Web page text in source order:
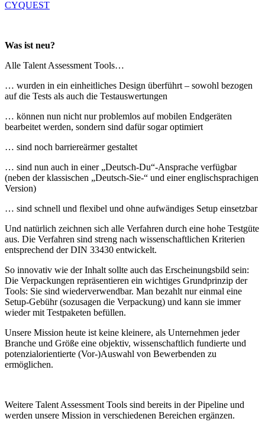
CYQUEST
Was ist neu?
Alle Talent Assessment Tools…
… wurden in ein einheitliches Design überführt – sowohl bezogen
auf die Tests als auch die Testauswertungen
… können nun nicht nur problemlos auf mobilen Endgeräten
bearbeitet werden, sondern sind dafür sogar optimiert
… sind noch barriereärmer gestaltet
… sind nun auch in einer „Deutsch-Du“-Ansprache verfügbar
(neben der klassischen „Deutsch-Sie-“ und einer englischsprachigen
Version)
… sind schnell und flexibel und ohne aufwändiges Setup einsetzbar
Und natürlich zeichnen sich alle Verfahren durch eine hohe Testgüte
aus. Die Verfahren sind streng nach wissenschaftlichen Kriterien
entsprechend der DIN 33430 entwickelt.
So innovativ wie der Inhalt sollte auch das Erscheinungsbild sein:
Die Verpackungen repräsentieren ein wichtiges Grundprinzip der
Tools: Sie sind wiederverwendbar. Man bezahlt nur einmal eine
Setup-Gebühr (sozusagen die Verpackung) und kann sie immer
wieder mit Testpaketen befüllen.
Unsere Mission heute ist keine kleinere, als Unternehmen jeder
Branche und Größe eine objektiv, wissenschaftlich fundierte und
potenzialorientierte (Vor-)Auswahl von Bewerbenden zu
ermöglichen.
Weitere Talent Assessment Tools sind bereits in der Pipeline und
werden unsere Mission in verschiedenen Bereichen ergänzen.